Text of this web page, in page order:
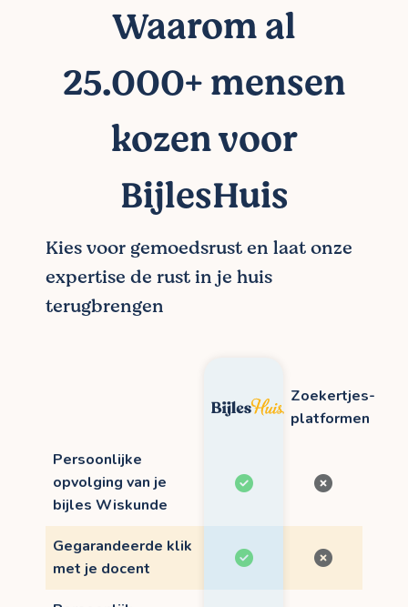
Waarom al
25.000+ mensen
kozen voor
BijlesHuis
Kies voor gemoedsrust en laat onze
expertise de rust in je huis
terugbrengen
Zoekertjes-
platformen
Persoonlijke
opvolging van je
bijles Wiskunde
Gegarandeerde klik
met je docent